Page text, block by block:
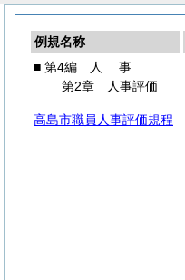
例規名称
■ 第4編
人 事
第2章 人事評価
高島市職員人事評価規程